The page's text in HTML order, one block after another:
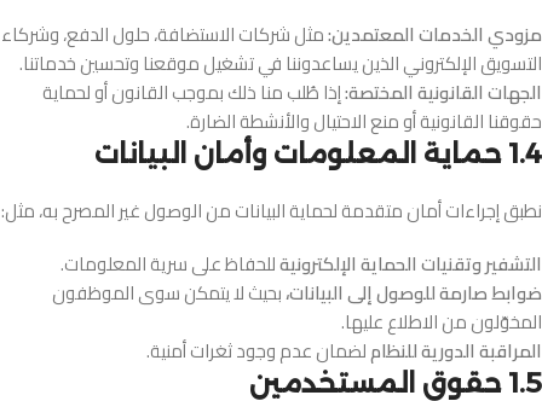
مزودي الخدمات المعتمدين:مثل شركات الاستضافة، حلول الدفع، وشركاء
التسويق الإلكتروني الذين يساعدوننا في تشغيل موقعنا وتحسين خدماتنا.
الجهات القانونية المختصة:إذا طُلب منا ذلك بموجب القانون أو لحماية
حقوقنا القانونية أو منع الاحتيال والأنشطة الضارة.
1.4 حماية المعلومات وأمان البيانات
نطبق إجراءات أمان متقدمة لحماية البيانات من الوصول غير المصرح به، مثل:
التشفير وتقنيات الحماية الإلكترونيةللحفاظ على سرية المعلومات.
ضوابط صارمة للوصول إلى البيانات،بحيث لا يتمكن سوى الموظفون
المخوّلون من الاطلاع عليها.
المراقبة الدورية للنظاملضمان عدم وجود ثغرات أمنية.
1.5 حقوق المستخدمين